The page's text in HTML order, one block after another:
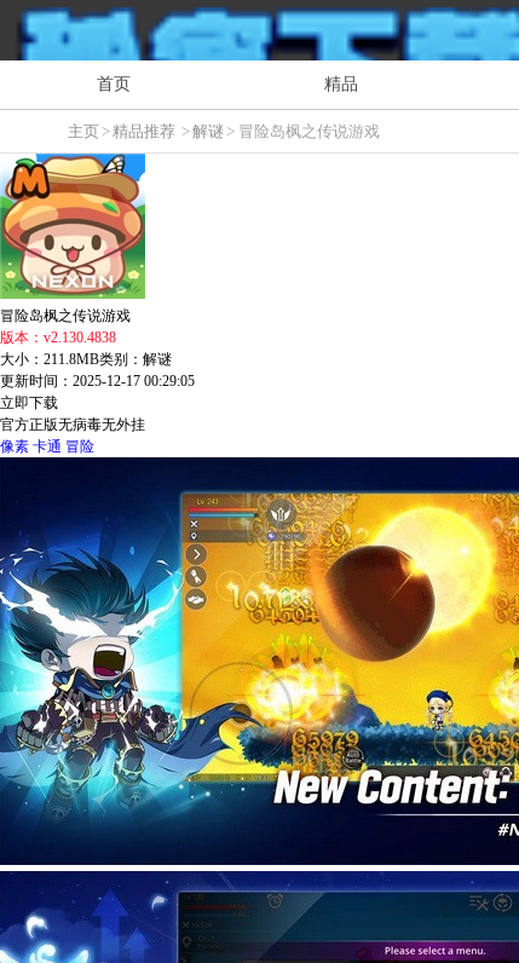
首页 精品
主页>精品推荐 >解谜> 冒险岛枫之传说游戏
冒险岛枫之传说游戏
版本：v2.130.4838
大小：211.8MB类别：解谜
更新时间：2025-12-17 00:29:05
立即下载
官方正版无病毒无外挂
像素 卡通 冒险